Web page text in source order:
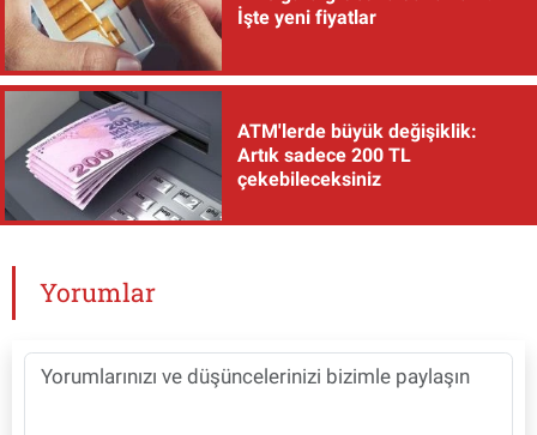
İşte yeni fiyatlar
ATM'lerde büyük değişiklik:
Artık sadece 200 TL
çekebileceksiniz
Yorumlar